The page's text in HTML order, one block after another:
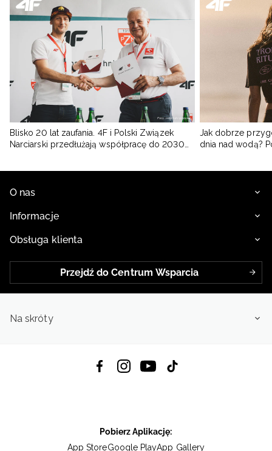
Blisko 20 lat zaufania. 4F i Polski Związek
Narciarski przedłużają współpracę do 2030
Jak dobrze
dnia nad wodą?
O nas
Informacje
Obsługa klienta
Przejdź do Centrum Wsparcia
Na skróty
Pobierz Aplikację:
App StoreGoogle PlayApp Gallery